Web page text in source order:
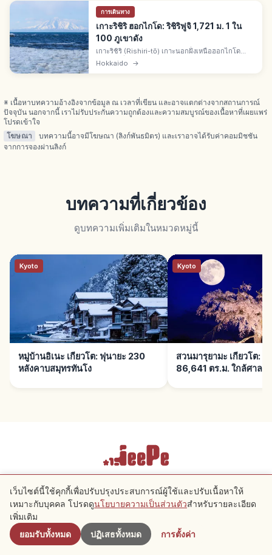
การเดินทาง
เกาะริชิริ ฮอกไกโด: ริชิริฟูจิ 1,721 ม. 1 ใน
100 ภูเขาดัง
เกาะริชิริ (Rishiri-tō) เกาะนอกฝั่งเหนือฮอกไกโด
นอกชายฝั่งวักกะไน ใจกลางมีริชิริฟูจิ สูง 1,721 ม. 1 ใน
Hokkaido →
※ เนื้อหาบทความอ้างอิงจากข้อมูล ณ เวลาที่เขียน และอาจแตกต่างจากสถานการณ์
ปัจจุบัน นอกจากนี้ เราไม่รับประกันความถูกต้องและความสมบูรณ์ของเนื้อหาที่เผยแพร่
โปรดเข้าใจ
โฆษณา
บทความนี้อาจมีโฆษณา (ลิงก์พันธมิตร) และเราอาจได้รับค่าคอมมิชชัน
จากการจองผ่านลิงก์
บทความที่เกี่ยวข้อง
ดูบทความเพิ่มเติมในหมวดหมู่นี้
Kyoto
หมู่บ้านอิเนะ เกียวโต: ฟุนายะ 230
หลังคาบสมุทรทันโง
Kyoto
สวนมารุยามะ เกียวโต: ช
86,641 ตร.ม. ใกล้ศาลเ
ใกล้เคียง
เงื่อนไขการให้บริการ นโยบายความเป็นส่วนตัว การตั้งค่าคุกกี้
เว็บไซต์นี้ใช้คุกกี้เพื่อปรับปรุงประสบการณ์ผู้ใช้และปรับเนื้อหาให้
เหมาะกับบุคคล โปรดดูนโยบายความเป็นส่วนตัวสำหรับรายละเอียด
เพิ่มเติม
ยอมรับทั้งหมด
ปฏิเสธทั้งหมด การตั้งค่า